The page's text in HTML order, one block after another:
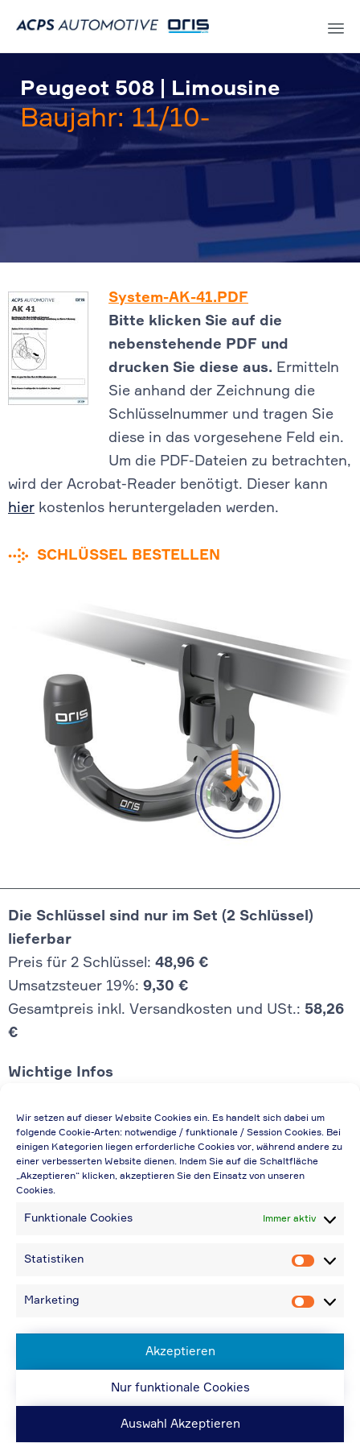
Wir setzen auf dieser Website Cookies ein. Es handelt sich dabei um
folgende Cookie-Arten: notwendige / funktionale / Session Cookies. Bei
einigen Kategorien liegen erforderliche Cookies vor, während andere zu
einer verbesserten Website dienen. Indem Sie auf die Schaltfläche
„Akzeptieren“ klicken, akzeptieren Sie den Einsatz von unseren
Cookies.
Funktionale Cookies Immer aktiv
Statistiken
Marketing
Akzeptieren
Nur funktionale Cookies
Auswahl Akzeptieren
Peugeot 508 | Limousine
Baujahr: 11/10-
System-AK-41.PDF
Bitte klicken Sie auf die
nebenstehende PDF und
drucken Sie diese aus. Ermitteln
Sie anhand der Zeichnung die
Schlüsselnummer und tragen Sie
diese in das vorgesehene Feld ein.
Um die PDF-Dateien zu betrachten,
wird der Acrobat-Reader benötigt. Dieser kann
hier kostenlos heruntergeladen werden.
SCHLÜSSEL BESTELLEN
Die Schlüssel sind nur im Set (2 Schlüssel)
lieferbar
Preis für 2 Schlüssel: 48,96 €
Umsatzsteuer 19%: 9,30 €
Gesamtpreis inkl. Versandkosten und USt.: 58,26
€
Wichtige Infos
Die Preisangabe gilt auch für
Handelsbetriebe (Netto-Preis, ohne
Rabattabzug)
Falls durch Falschangaben im Bestellformular
Bei Rückfragen können Sie uns über die E-
Bei Angabe von USt-IdNr und Bestellungen
| Website: ORIS